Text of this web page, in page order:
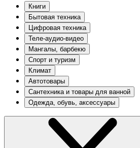
Книги
Бытовая техника
Цифровая техника
Теле-аудио-видео
Мангалы, барбекю
Спорт и туризм
Климат
Автотовары
Сантехника и товары для ванной
Одежда, обувь, аксессуары